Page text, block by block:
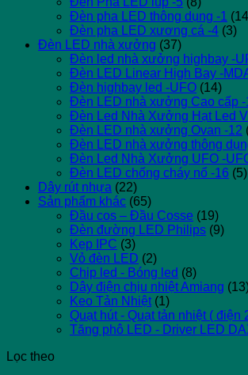
Đèn pha LED thông dụng -1
Đèn pha LED xương cá -4 (3)
Đèn LED nhà xưởng (37)
Đèn led nhà xưởng highbay -
Đèn LED Linear High Bay -
Đèn highbay led -UFO (14)
Đèn LED nhà xưởng Cao cấp -
Đèn Led Nhà Xưởng Hạt Led
Đèn LED nhà xưởng Ovan -12
Đèn LED nhà xưởng thông
Đèn Led Nhà Xưởng UFO -
Đèn LED chống cháy nổ -16 (5)
Dây rút nhựa (22)
Sản phẩm khác (65)
Đầu cos – Đầu Cosse (19)
Đèn đường LED Philips (9)
Kẹp IPC (3)
Vỏ đèn LED (2)
Chip led - Bóng led (8)
Dây điện chịu nhiệt Amiang
Keo Tản Nhiệt (1)
Quạt hút - Quạt tản nhiệt ( điện
Tăng phô LED - Driver LED
Lọc theo